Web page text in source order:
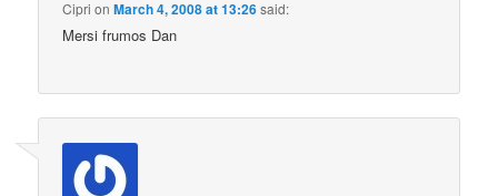
Cipri onMarch 4, 2008 at 13:26said:
Mersi frumos Dan